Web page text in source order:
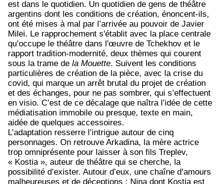
est dans le quotidien. Un quotidien de gens de théâtre
argentins dont les conditions de création, énoncent-ils,
ont été mises à mal par l’arrivée au pouvoir de Javier
Milei. Le rapprochement s'établit avec la place centrale
qu’occupe le théâtre dans l'œuvre de Tchekhov et le
rapport tradition-modernité, deux thèmes qui courent
sous la trame de la Mouette. Suivent les conditions
particulières de création de la pièce, avec la crise du
covid, qui marque un arrêt brutal du projet de création
et des échanges, pour ne pas sombrer, qui s’effectuent
en visio. C’est de ce décalage que naîtra l’idée de cette
médiatisation immobile ou presque, texte en main,
aidée de quelques accessoires.
L’adaptation resserre l’intrigue autour de cinq
personnages. On retrouve Arkadina, la mère actrice
trop omniprésente pour laisser à son fils Treplev,
« Kostia », auteur de théâtre qui se cherche, la
possibilité d’exister. Autour d’eux, une chaîne d’amours
malheureuses et de déceptions : Nina dont Kostia est